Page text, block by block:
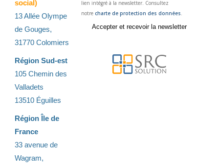
social)
13 Allée Olympe
de Gouges,
31770 Colomiers
Région Sud-est
105 Chemin des
Valladets
13510 Éguilles
Région Île de
France
33 avenue de
Wagram,
lien intégré à la newsletter. Consultez
notre charte de protection des données.